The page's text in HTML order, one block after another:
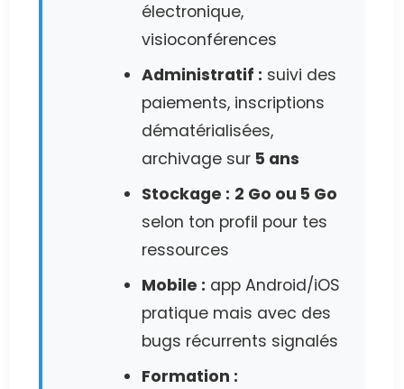
électronique,
visioconférences
Administratif : suivi des
paiements, inscriptions
dématérialisées,
archivage sur 5 ans
Stockage : 2 Go ou 5 Go
selon ton profil pour tes
ressources
Mobile : app Android/iOS
pratique mais avec des
bugs récurrents signalés
Formation :